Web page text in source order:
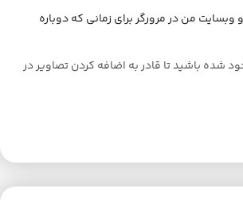
وبسایت من در مرورگر برای زمانی که دوباره
شده باشید تا قادر به اضافه کردن تصاویر در